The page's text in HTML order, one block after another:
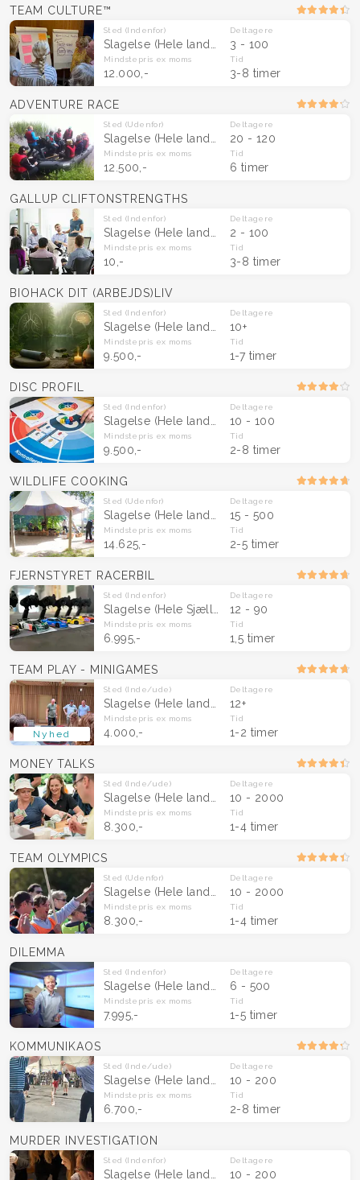
TEAM CULTURE™
Sted (Indenfor)
Slagelse (Hele landet)
Deltagere
3 - 100
Mindstepris ex moms
12.000,-
Tid
3-8 timer
ADVENTURE RACE
Sted (Udenfor)
Slagelse (Hele landet)
Deltagere
20 - 120
Mindstepris ex moms
12.500,-
Tid
6 timer
GALLUP CLIFTONSTRENGTHS
Sted (Indenfor)
Slagelse (Hele landet)
Deltagere
2 - 100
Mindstepris ex moms
10,-
Tid
3-8 timer
BIOHACK DIT (ARBEJDS)LIV
Sted (Indenfor)
Slagelse (Hele landet)
Deltagere
10+
Mindstepris ex moms
9.500,-
Tid
1-7 timer
DISC PROFIL
Sted (Indenfor)
Slagelse (Hele landet)
Deltagere
10 - 100
Mindstepris ex moms
9.500,-
Tid
2-8 timer
WILDLIFE COOKING
Sted (Udenfor)
Slagelse (Hele landet)
Deltagere
15 - 500
Mindstepris ex moms
14.625,-
Tid
2-5 timer
FJERNSTYRET RACERBIL
Sted (Indenfor)
Slagelse (Hele Sjælland)
Deltagere
12 - 90
Mindstepris ex moms
6.995,-
Tid
1,5 timer
Nyhed
TEAM PLAY - MINIGAMES
Sted (Inde/ude)
Slagelse (Hele landet)
Deltagere
12+
Mindstepris ex moms
4.000,-
Tid
1-2 timer
MONEY TALKS
Sted (Inde/ude)
Slagelse (Hele landet)
Deltagere
10 - 2000
Mindstepris ex moms
8.300,-
Tid
1-4 timer
TEAM OLYMPICS
Sted (Udenfor)
Slagelse (Hele landet)
Deltagere
10 - 2000
Mindstepris ex moms
8.300,-
Tid
1-4 timer
DILEMMA
Sted (Indenfor)
Slagelse (Hele landet)
Deltagere
6 - 500
Mindstepris ex moms
7.995,-
Tid
1-5 timer
KOMMUNIKAOS
Sted (Inde/ude)
Slagelse (Hele landet)
Deltagere
10 - 200
Mindstepris ex moms
6.700,-
Tid
2-8 timer
MURDER INVESTIGATION
Sted (Indenfor)
Slagelse (Hele landet)
Deltagere
10 - 200